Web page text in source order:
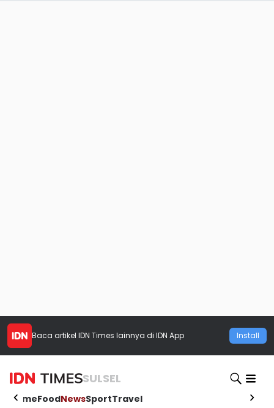
Baca artikel IDN Times lainnya di IDN App Install
SULSEL
HomeFoodNewsSportTravel